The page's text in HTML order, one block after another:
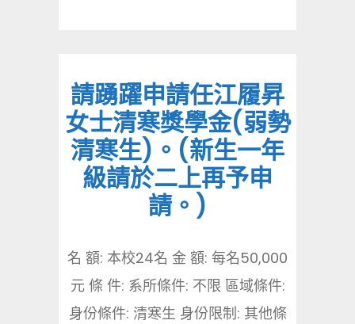
請踴躍申請任江履昇
女士清寒獎學金(弱勢
清寒生)。(新生一年
級請於二上再予申
請。)
名 額: 本校24名 金 額: 每名50,000
元 條 件: 系所條件: 不限 區域條件:
身份條件: 清寒生 身份限制: 其他條